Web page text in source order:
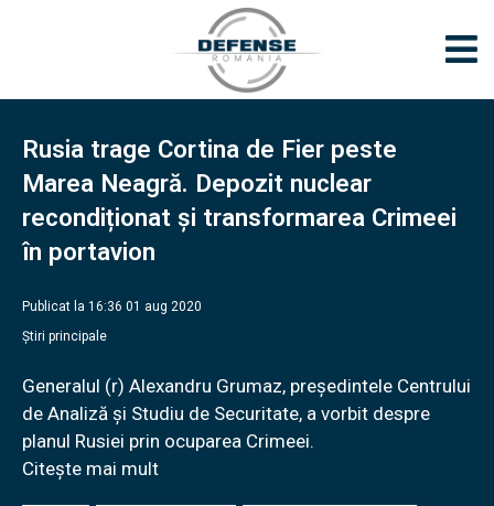
Rusia trage Cortina de Fier peste
Marea Neagră. Depozit nuclear
recondiționat și transformarea Crimeei
în portavion
Publicat la 16:36 01 aug 2020
Știri principale
Generalul (r) Alexandru Grumaz, președintele Centrului
de Analiză și Studiu de Securitate, a vorbit despre
planul Rusiei prin ocuparea Crimeei.
Citește mai mult